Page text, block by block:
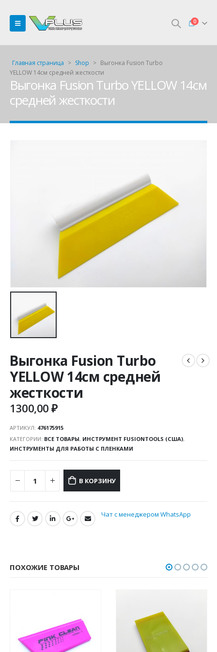
0
Главная страница > Shop > Выгонка Fusion Turbo
YELLOW 14см средней жесткости
Выгонка Fusion Turbo YELLOW 14см
средней жесткости
Выгонка Fusion Turbo
YELLOW 14см средней
жесткости
1300,00₽
АРТИКУЛ: 476175915
КАТЕГОРИИ: ВСЕ ТОВАРЫ, ИНСТРУМЕНТ FUSIONTOOLS (США),
ИНСТРУМЕНТЫ ДЛЯ РАБОТЫ С ПЛЕНКАМИ
В КОРЗИНУ
Чат с менеджером WhatsApp
ПОХОЖИЕ ТОВАРЫ